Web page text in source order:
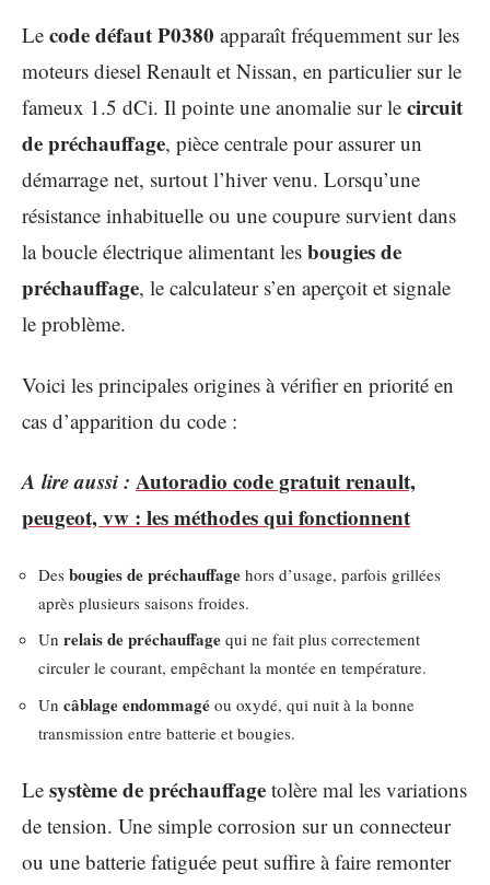
Le code défaut P0380 apparaît fréquemment sur les
moteurs diesel Renault et Nissan, en particulier sur le
fameux 1.5 dCi. Il pointe une anomalie sur le circuit
de préchauffage, pièce centrale pour assurer un
démarrage net, surtout l’hiver venu. Lorsqu’une
résistance inhabituelle ou une coupure survient dans
la boucle électrique alimentant les bougies de
préchauffage, le calculateur s’en aperçoit et signale
le problème.
Voici les principales origines à vérifier en priorité en
cas d’apparition du code :
A lire aussi : Autoradio code gratuit renault,
peugeot, vw : les méthodes qui fonctionnent
Des bougies de préchauffage hors d’usage, parfois grillées
après plusieurs saisons froides.
Un relais de préchauffage qui ne fait plus correctement
circuler le courant, empêchant la montée en température.
Un câblage endommagé ou oxydé, qui nuit à la bonne
transmission entre batterie et bougies.
Le système de préchauffage tolère mal les variations
de tension. Une simple corrosion sur un connecteur
ou une batterie fatiguée peut suffire à faire remonter